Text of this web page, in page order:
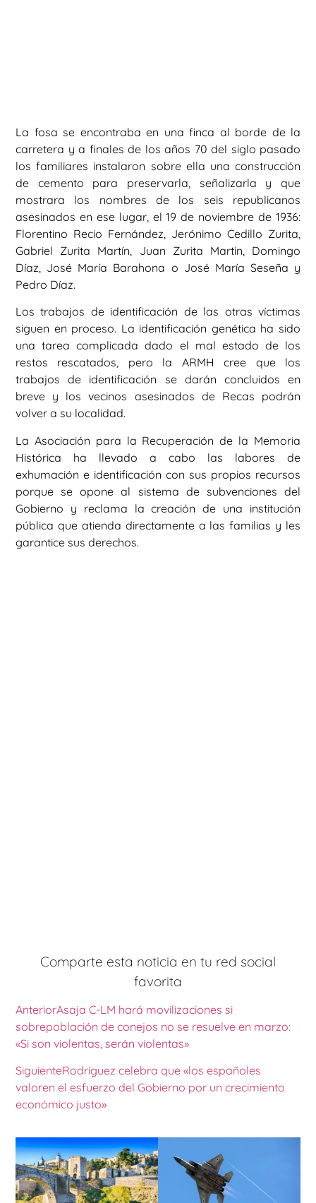
La fosa se encontraba en una finca al borde de la
carretera y a finales de los años 70 del siglo pasado
los familiares instalaron sobre ella una construcción
de cemento para preservarla, señalizarla y que
mostrara los nombres de los seis republicanos
asesinados en ese lugar, el 19 de noviembre de 1936:
Florentino Recio Fernández, Jerónimo Cedillo Zurita,
Gabriel Zurita Martín, Juan Zurita Martin, Domingo
Díaz, José María Barahona o José María Seseña y
Pedro Díaz.
Los trabajos de identificación de las otras víctimas
siguen en proceso. La identificación genética ha sido
una tarea complicada dado el mal estado de los
restos rescatados, pero la ARMH cree que los
trabajos de identificación se darán concluidos en
breve y los vecinos asesinados de Recas podrán
volver a su localidad.
La Asociación para la Recuperación de la Memoria
Histórica ha llevado a cabo las labores de
exhumación e identificación con sus propios recursos
porque se opone al sistema de subvenciones del
Gobierno y reclama la creación de una institución
pública que atienda directamente a las familias y les
garantice sus derechos.
Comparte esta noticia en tu red social
favorita
AnteriorAsaja C-LM hará movilizaciones si
sobrepoblación de conejos no se resuelve en marzo:
«Si son violentas, serán violentas»
SiguienteRodríguez celebra que «los españoles
valoren el esfuerzo del Gobierno por un crecimiento
económico justo»